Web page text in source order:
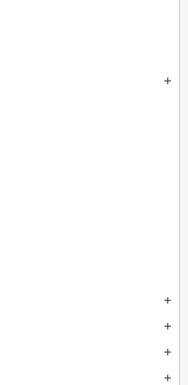
add
add
add
add
add